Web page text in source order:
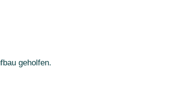
geholfen.